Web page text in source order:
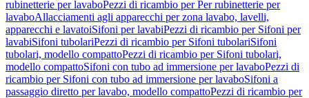
rubinetterie per lavaboPezzi di ricambio per Per rubinetterie per
lavaboAllacciamenti agli apparecchi per zona lavabo, lavelli,
apparecchi e lavatoiSifoni per lavabiPezzi di ricambio per Sifoni per
lavabiSifoni tubolariPezzi di ricambio per Sifoni tubolariSifoni
tubolari, modello compattoPezzi di ricambio per Sifoni tubolari,
modello compattoSifoni con tubo ad immersione per lavaboPezzi di
ricambio per Sifoni con tubo ad immersione per lavaboSifoni a
passaggio diretto per lavabo, modello compattoPezzi di ricambio per